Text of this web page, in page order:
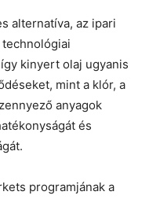
alternatíva, az ipari
kinyert olaj ugyanis
mint a klór, a
anyagok
és
programjának a